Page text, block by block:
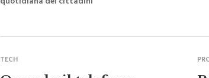
quotidiana dei cittadini"